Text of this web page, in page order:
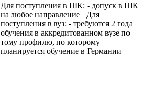
Для поступления в ШК: - допуск в ШК
на любое направление Для
поступления в вуз: - требуются 2 года
обучения в аккредитованном вузе по
тому профилю, по которому
планируется обучение в Германии